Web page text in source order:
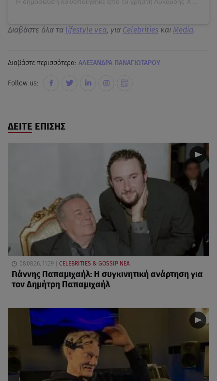
Διαβάστε όλα τα lifestyle νεα, για Celebrities και Media.
Διαβάστε περισσότερα: ΑΛΕΞΑΝΔΡΑ ΠΑΝΑΓΙΩΤΑΡΟΥ
Follow us:
ΔΕΙΤΕ ΕΠΙΣΗΣ
08.08.26, 11:29 CELEBRITIES & GOSSIP ΝΕΑ
Γιάννης Παπαμιχαήλ: Η συγκινητική ανάρτηση για
τον Δημήτρη Παπαμιχαήλ